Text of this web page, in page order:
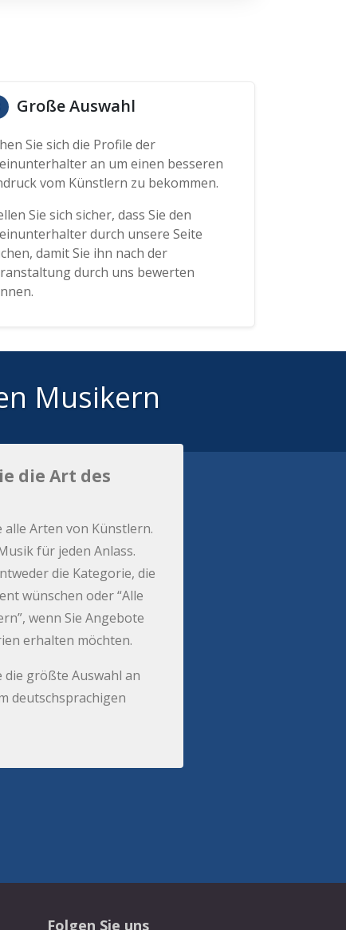
Große Auswahl
Sie sich die Profile der
an um einen besseren
vom Künstlern zu bekommen.
Sie sich sicher, dass Sie den
durch unsere Seite
damit Sie ihn nach der
durch uns bewerten
Musikern
die Art des
alle Arten von Künstlern.
für jeden Anlass.
die Kategorie, die
wünschen oder “Alle
wenn Sie Angebote
erhalten möchten.
die größte Auswahl an
deutschsprachigen
Folgen Sie uns